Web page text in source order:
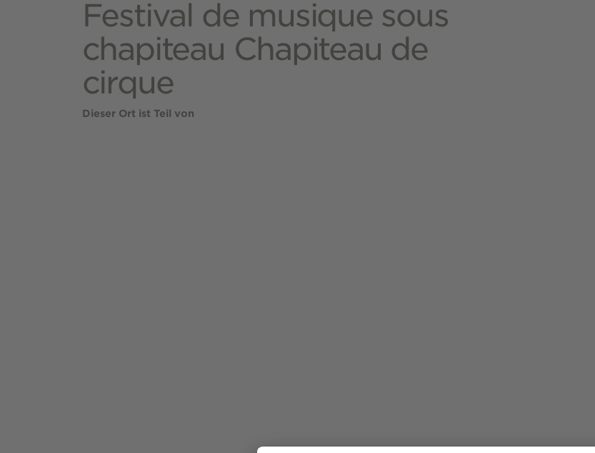
Festival de musique sous
chapiteau Chapiteau de
cirque
Dieser Ort ist Teil von